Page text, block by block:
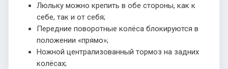
Люльку можно крепить в обе стороны, как к
себе, так и от себя;
Передние поворотные колёса блокируются в
положении «прямо»;
Ножной централизованный тормоз на задних
колёсах;